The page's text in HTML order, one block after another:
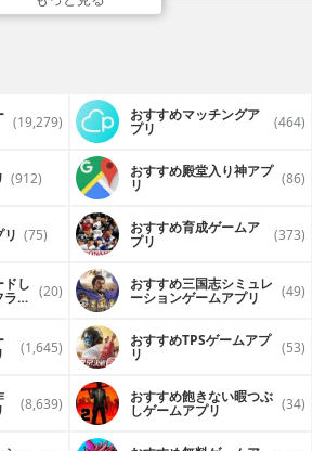
の検出とWEB検索も可能です
連絡先、カレンダーイベント、
クまでQRコードの認識や作成ができ
ないほどの多いフォーマットをサポー
各携帯専用のサイトを閲覧できます。
アクセスも。
理
し、いつもでらくらく共有
交換できます
、日本キャリア
WILLCOM様のフォーマット全対応
英語やフランス語や中国語や韓国語な
コード形式の選択が可能
ファイルの送信共有が可能
の投稿共有もサポート
QRコードも作成できます。電話番号、
上持っている方、個人住所、事務所住
、@twitterアカウントが複数持ってい
択し、すべての情報が共有できます
(19,279) おすすめマッチングア
プリ (464)
(912) おすすめ殿堂入り神アプ
リ (86)
(75) おすすめ育成ゲームア
プリ (373)
ドし
イ (20) おすすめ三国志シミュレ
ーションゲームアプリ (49)
(1,645) おすすめTPSゲームアプ
リ (53)
(8,639) おすすめ飽きない暇つぶ
しゲームアプリ (34)